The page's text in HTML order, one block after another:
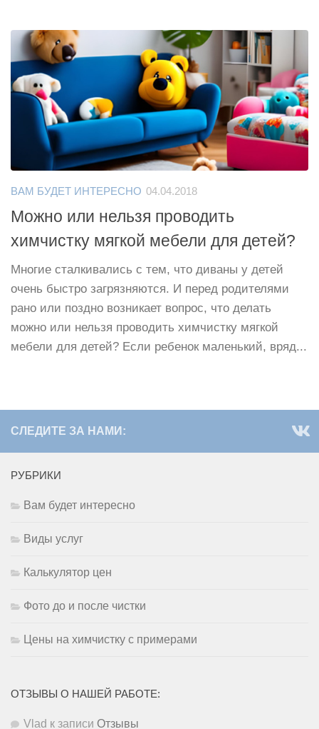
ВАМ БУДЕТ ИНТЕРЕСНО 04.04.2018
Можно или нельзя проводить
химчистку мягкой мебели для детей?
Многие сталкивались с тем, что диваны у детей
очень быстро загрязняются. И перед родителями
рано или поздно возникает вопрос, что делать
можно или нельзя проводить химчистку мягкой
мебели для детей? Если ребенок маленький, вряд...
СЛЕДИТЕ ЗА НАМИ:
РУБРИКИ
Вам будет интересно
Виды услуг
Калькулятор цен
Фото до и после чистки
Цены на химчистку с примерами
ОТЗЫВЫ О НАШЕЙ РАБОТЕ:
Vlad к записи Отзывы